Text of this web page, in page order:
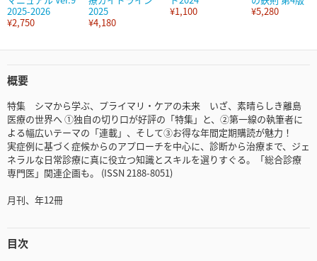
2025-2026
¥2,750
2025
¥4,180
¥1,100
¥5,280
概要
特集 シマから学ぶ、プライマリ・ケアの未来 いざ、素晴らしき離島
医療の世界へ ①独自の切り口が好評の「特集」と、②第一線の執筆者に
よる幅広いテーマの「連載」、そして③お得な年間定期購読が魅力！
実症例に基づく症候からのアプローチを中心に、診断から治療まで、ジェ
ネラルな日常診療に真に役立つ知識とスキルを選りすぐる。「総合診療
専門医」関連企画も。 (ISSN 2188-8051)
月刊、年12冊
目次